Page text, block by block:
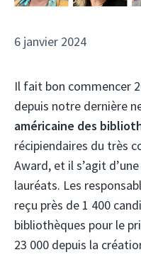
6 janvier 2024
Il fait bon commencer
depuis notre dernière
américaine des
récipiendaires du très
Award, et il s’agit
lauréats. Les
reçu près de 1 400
bibliothèques pour le
23 000 depuis la